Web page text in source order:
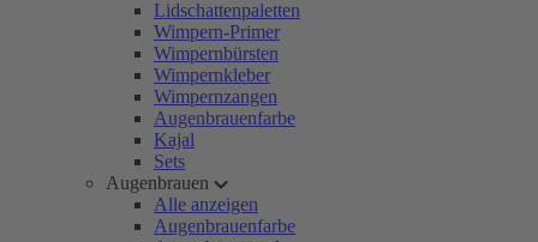
Lidschattenpaletten
Wimpern-Primer
Wimpernbürsten
Wimpernkleber
Wimpernzangen
Augenbrauenfarbe
Kajal
Sets
Augenbrauen
Alle anzeigen
Augenbrauenfarbe